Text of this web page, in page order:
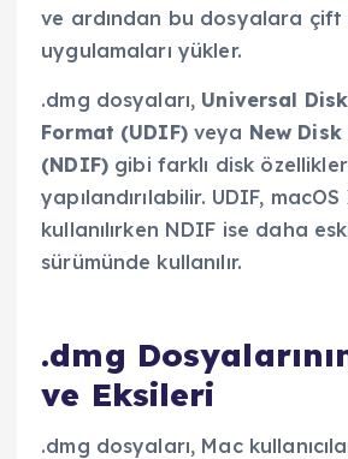
ve ardından bu dosyalara çift
uygulamaları yükler.
.dmg dosyaları, Universal
Format (UDIF)veya New
(NDIF)gibi farklı disk
yapılandırılabilir. UDIF, macOS
kullanılırken NDIF ise daha
sürümünde kullanılır.
.dmg
ve Eksileri
.dmg dosyaları, Mac